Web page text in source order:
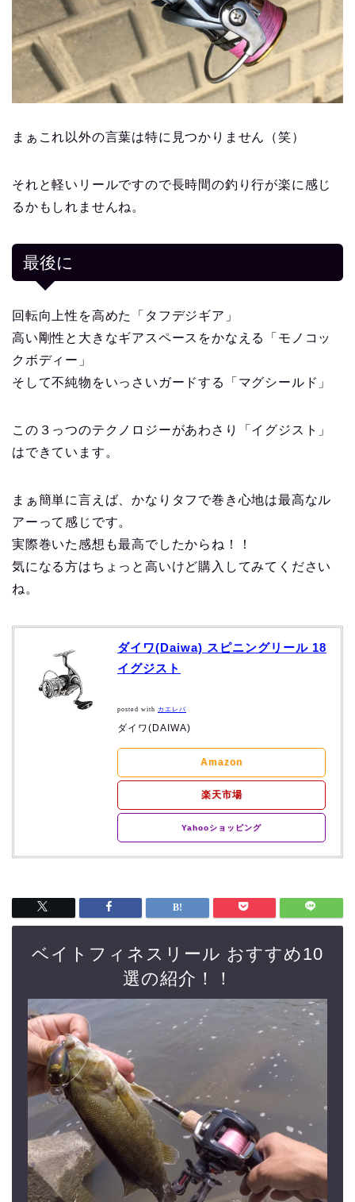
まぁこれ以外の言葉は特に見つかりません（笑）
それと軽いリールですので長時間の釣り行が楽に感じ
るかもしれませんね。
最後に
回転向上性を高めた「タフデジギア」
高い剛性と大きなギアスペースをかなえる「モノコッ
クボディー」
そして不純物をいっさいガードする「マグシールド」
この３っつのテクノロジーがあわさり「イグジスト」
はできています。
まぁ簡単に言えば、かなりタフで巻き心地は最高なル
アーって感じです。
実際巻いた感想も最高でしたからね！！
気になる方はちょっと高いけど購入してみてください
ね。
ダイワ(Daiwa) スピニングリール 18
イグジスト
posted with カエレバ
ダイワ(DAIWA)
Amazon
楽天市場
Yahooショッピング
ベイトフィネスリール おすすめ10
選の紹介！！